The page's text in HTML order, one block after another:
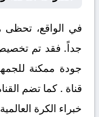
في الواقع، تحظى
جداً. فقد تم
جودة ممكنة
قناة . كما تضم
خبراء الكرة